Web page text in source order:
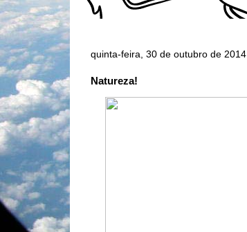
quinta-feira, 30 de outubro de 2014
Natureza!